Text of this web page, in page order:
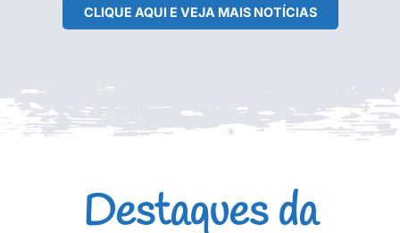
CLIQUE AQUI E VEJA MAIS NOTÍCIAS
Destaques da